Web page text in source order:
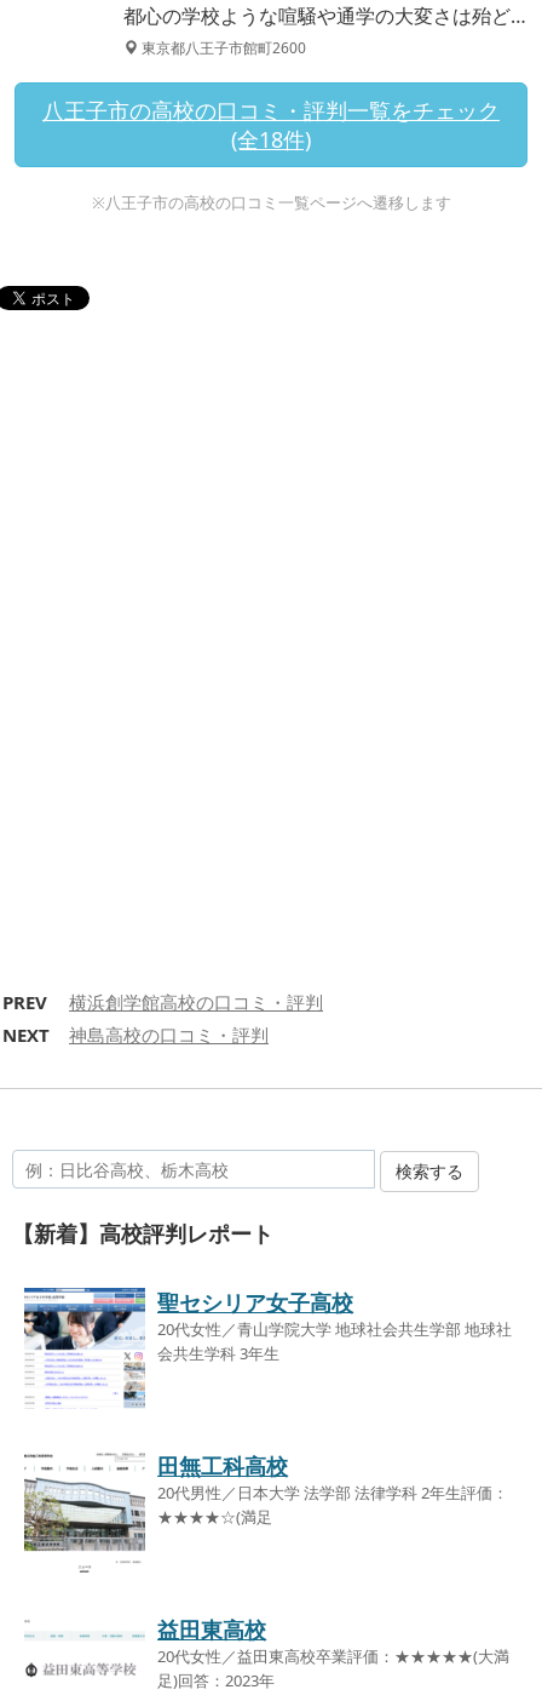
都心の学校ような喧騒や通学の大変さは殆ど…
東京都八王子市館町2600
八王子市の高校の口コミ・評判一覧をチェック
(全18件)
※八王子市の高校の口コミ一覧ページへ遷移します
PREV
横浜創学館高校の口コミ・評判
NEXT
神島高校の口コミ・評判
検索する
【新着】高校評判レポート
聖セシリア女子高校
20代女性／青山学院大学 地球社会共生学部 地球社
会共生学科 3年生
田無工科高校
20代男性／日本大学 法学部 法律学科 2年生評価：
★★★★☆(満足
益田東高校
20代女性／益田東高校卒業評価：★★★★★(大満
足)回答：2023年